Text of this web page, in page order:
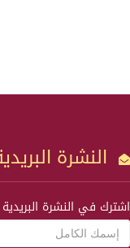
النشرة
اشترك في النشرة البريدية